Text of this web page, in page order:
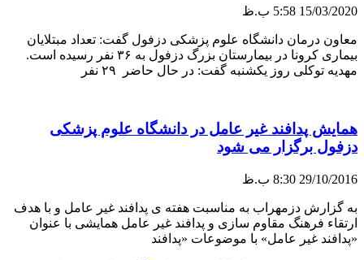
15/03/2020 5:58 ب.ظ
معاون درمان دانشگاه علوم پزشکی دزفول گفت: تعداد مبتلایان
بیماری کرونا در بیمارستان بزرگ دزفول به ۳۶ نفر رسیده است.
مهدیه توکلی روز یکشنبه گفت: در حال حاضر ۲۹ نفر
همایش پدافند غیر عامل در دانشگاه علوم پزشکی
دزفول برگزار می شود
29/10/2016 8:30 ب.ظ
به گزارش دزمهراب به مناسبت هفته ی پدافند غیر عامل و با هدف
ارتقاء فرهنگ مقاوم سازی و پدافند غیر عامل همایشی با عنوان
«پدافند غیر عامل» با موضوعات «پدافند